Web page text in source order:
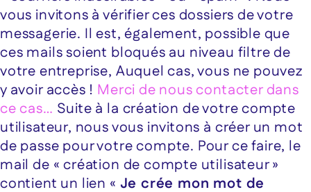
vous invitons à vérifier ces dossiers de votre
messagerie. Il est, également, possible que
ces mails soient bloqués au niveau filtre de
votre entreprise, Auquel cas, vous ne pouvez
y avoir accès ! Merci de nous contacter dans
ce cas… Suite à la création de votre compte
utilisateur, nous vous invitons à créer un mot
de passe pour votre compte. Pour ce faire, le
mail de « création de compte utilisateur »
contient un lien « Je crée mon mot de